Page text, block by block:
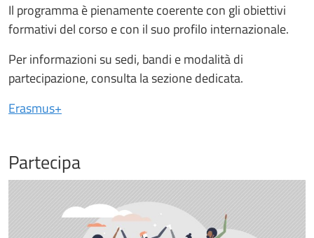
Il programma è pienamente coerente con gli obiettivi
formativi del corso e con il suo profilo internazionale.
Per informazioni su sedi, bandi e modalità di
partecipazione, consulta la sezione dedicata.
Erasmus+
Partecipa